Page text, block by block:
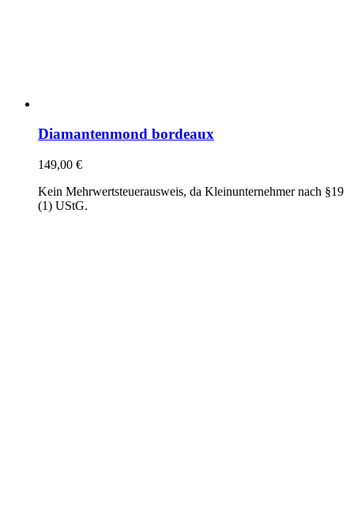
Diamantenmond bordeaux
149,00 €
Kein Mehrwertsteuerausweis, da Kleinunternehmer nach §19
(1) UStG.